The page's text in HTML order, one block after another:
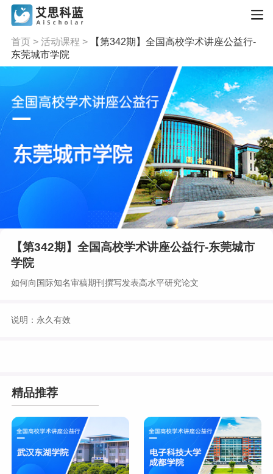
首页> 活动课程 >
【第342期】全国高校学术讲座公益行-
东莞城市学院
【第342期】全国高校学术讲座公益行-东莞城市
学院
如何向国际知名审稿期刊撰写发表高水平研究论文
说明：永久有效
精品推荐